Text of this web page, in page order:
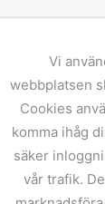
Vi
webbplatsen
Cookies
komma ihåg
säker
vår trafik.